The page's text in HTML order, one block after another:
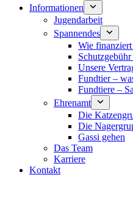
Informationen
Jugendarbeit
Spannendes
Wie
Unsere
Fundtier –
Fundtiere –
Ehrenamt
Die
Die
Gassi gehen
Das Team
Karriere
Kontakt